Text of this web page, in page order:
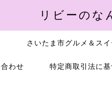
リビーの
さいたま市グルメ＆スイ
わせ 特定商取引法に